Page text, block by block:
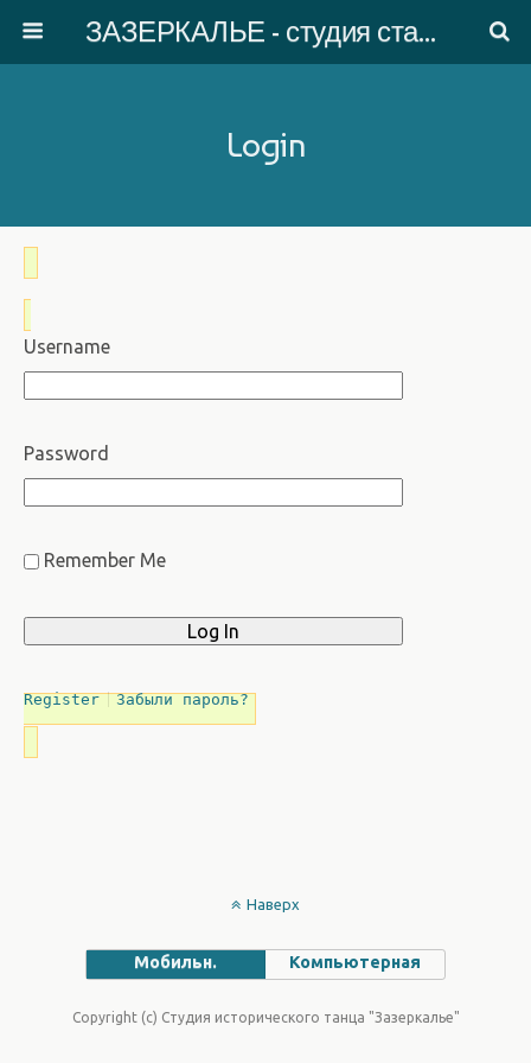
ЗАЗЕРКАЛЬЕ - студия старинного танца
Login
Username
Password
Remember Me
Register Забыли пароль?
Наверх
Мобильн. Компьютерная
Copyright (c) Студия исторического танца "Зазеркалье"